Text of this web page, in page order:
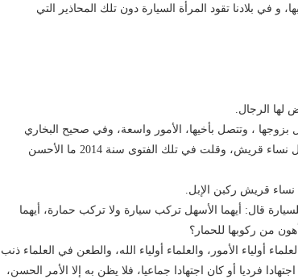
و في بلادنا تقود المرأة السيارة دون تلك المحاذير التي
لها الرجال.
، وتتصل بأخيها، اﻷمور واسعة، وفي صحيح البخاري
يقول النبي -صلى الله عليه وسلم-: خير نساء ركبن اﻹبل نساء قريش، وقلت في تلك الفتوى سنة 2014 ما الأحسن
نساء قريش ركبن اﻹبل.
قال: أيهما اﻷسهل تركب سيارة ولا تركب حمارة، أيهما
من ركوبها للحمار؟
أولياء الأمور، والعلماء أولياء الله، والطعن في العلماء ذنب
فرديا أو كان اجتهادا جماعيا، فلا يظن به إلا الأمر الحسن،